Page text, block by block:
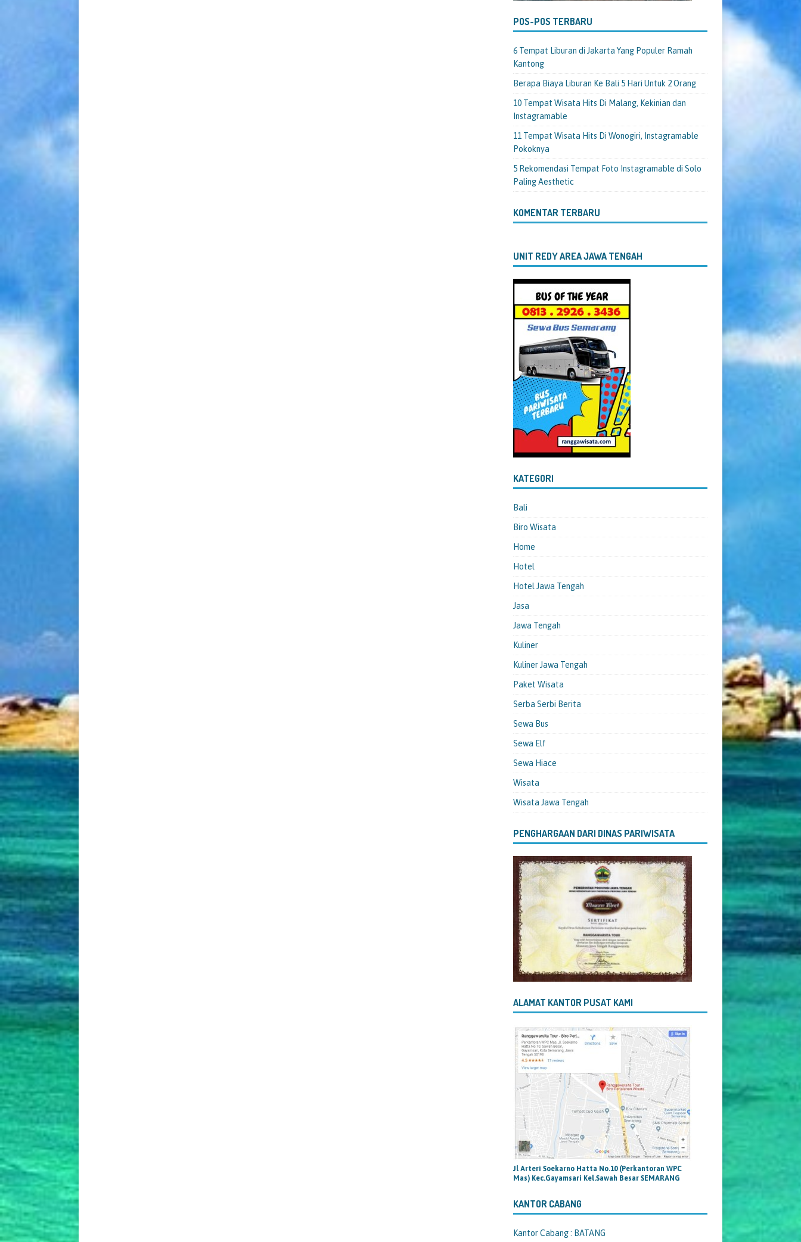
POS-POS TERBARU
6 Tempat Liburan di Jakarta Yang Populer Ramah
Kantong
Berapa Biaya Liburan Ke Bali 5 Hari Untuk 2 Orang
10 Tempat Wisata Hits Di Malang, Kekinian dan
Instagramable
11 Tempat Wisata Hits Di Wonogiri, Instagramable
Pokoknya
5 Rekomendasi Tempat Foto Instagramable di Solo
Paling Aesthetic
KOMENTAR TERBARU
UNIT REDY AREA JAWA TENGAH
KATEGORI
Bali
Biro Wisata
Home
Hotel
Hotel Jawa Tengah
Jasa
Jawa Tengah
Kuliner
Kuliner Jawa Tengah
Paket Wisata
Serba Serbi Berita
Sewa Bus
Sewa Elf
Sewa Hiace
Wisata
Wisata Jawa Tengah
PENGHARGAAN DARI DINAS PARIWISATA
ALAMAT KANTOR PUSAT KAMI
Jl Arteri Soekarno Hatta No.10 (Perkantoran WPC
Mas) Kec.Gayamsari Kel.Sawah Besar SEMARANG
KANTOR CABANG
Kantor Cabang : BATANG